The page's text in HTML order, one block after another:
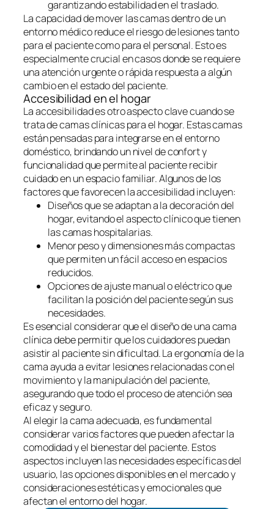
garantizando estabilidad en el traslado.
La capacidad de mover las camas dentro de un
entorno médico reduce el riesgo de lesiones tanto
para el paciente como para el personal. Esto es
especialmente crucial en casos donde se requiere
una atención urgente o rápida respuesta a algún
cambio en el estado del paciente.
Accesibilidad en el hogar
La accesibilidad es otro aspecto clave cuando se
trata de camas clínicas para el hogar. Estas camas
están pensadas para integrarse en el entorno
doméstico, brindando un nivel de confort y
funcionalidad que permite al paciente recibir
cuidado en un espacio familiar. Algunos de los
factores que favorecen la accesibilidad incluyen:
Diseños que se adaptan a la decoración del
hogar, evitando el aspecto clínico que tienen
las camas hospitalarias.
Menor peso y dimensiones más compactas
que permiten un fácil acceso en espacios
reducidos.
Opciones de ajuste manual o eléctrico que
facilitan la posición del paciente según sus
necesidades.
Es esencial considerar que el diseño de una cama
clínica debe permitir que los cuidadores puedan
asistir al paciente sin dificultad. La ergonomía de la
cama ayuda a evitar lesiones relacionadas con el
movimiento y la manipulación del paciente,
asegurando que todo el proceso de atención sea
eficaz y seguro.
Al elegir la cama adecuada, es fundamental
considerar varios factores que pueden afectar la
comodidad y el bienestar del paciente. Estos
aspectos incluyen las necesidades específicas del
usuario, las opciones disponibles en el mercado y
consideraciones estéticas y emocionales que
afectan el entorno del hogar.